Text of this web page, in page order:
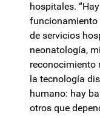
hospitales.
funcionamiento
de servicios
neonatología,
reconocimiento
la tecnología
humano: hay
otros que